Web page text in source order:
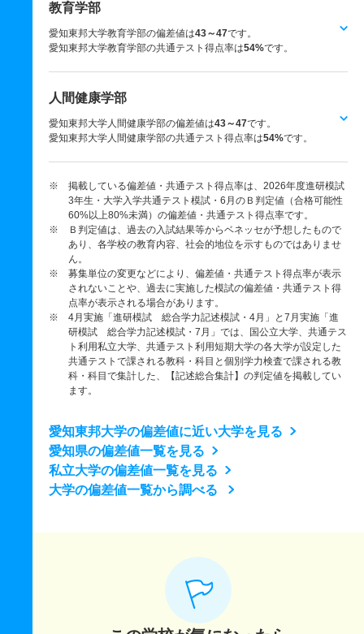
教育学部
愛知東邦大学教育学部の偏差値は43～47です。
愛知東邦大学教育学部の共通テスト得点率は54%です。
人間健康学部
愛知東邦大学人間健康学部の偏差値は43～47です。
愛知東邦大学人間健康学部の共通テスト得点率は54%です。
※ 掲載している偏差値・共通テスト得点率は、2026年度進研模試
3年生・大学入学共通テスト模試・6月のＢ判定値（合格可能性
60%以上80%未満）の偏差値・共通テスト得点率です。
※ Ｂ判定値は、過去の入試結果等からベネッセが予想したもので
あり、各学校の教育内容、社会的地位を示すものではありませ
ん。
※ 募集単位の変更などにより、偏差値・共通テスト得点率が表示
されないことや、過去に実施した模試の偏差値・共通テスト得
点率が表示される場合があります。
※ 4月実施「進研模試 総合学力記述模試・4月」と7月実施「進
研模試 総合学力記述模試・7月」では、国公立大学、共通テス
ト利用私立大学、共通テスト利用短期大学の各大学が設定した
共通テストで課される教科・科目と個別学力検査で課される教
科・科目で集計した、【記述総合集計】の判定値を掲載してい
ます。
愛知東邦大学の偏差値に近い大学を見る
愛知県の偏差値一覧を見る
私立大学の偏差値一覧を見る
大学の偏差値一覧から調べる